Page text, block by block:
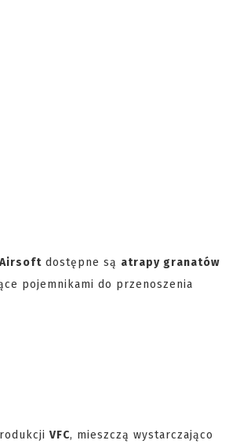
dostępne są atrapy granatów
pojemnikami do przenoszenia
VFC, mieszczą wystarczająco